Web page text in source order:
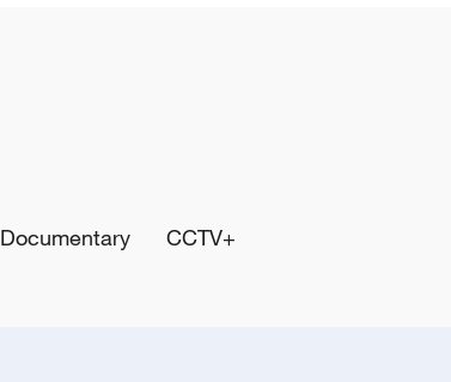
Documentary CCTV+